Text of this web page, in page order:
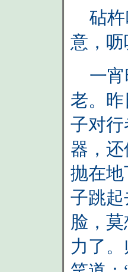
砧杵
意，呖
一宵
老。
子对
器，
抛在
子跳
脸，
力了